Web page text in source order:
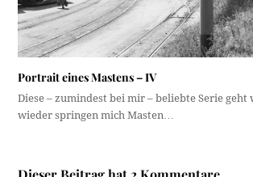
Portrait eines Mastens – IV
Diese – zumindest bei mir – beliebte Serie
wieder springen mich Masten…